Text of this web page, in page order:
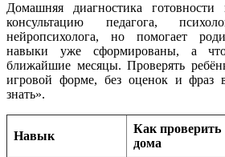
Домашняя диагностика
консультацию педагога,
нейропсихолога, но помогает
навыки уже сформированы, а
ближайшие месяцы. Проверять
игровой форме, без оценок и фраз
знать».
Навык
Как проверить
дома